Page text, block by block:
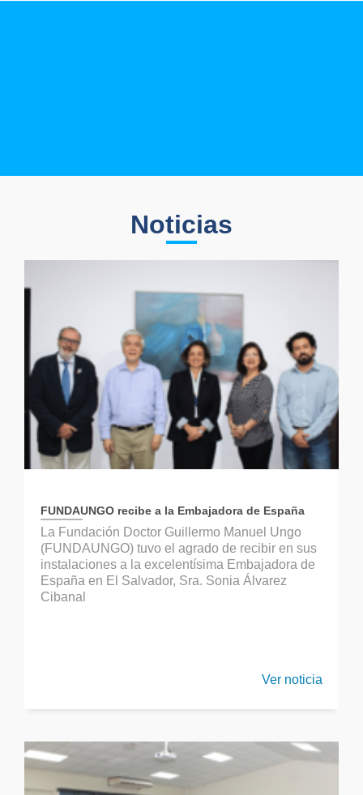
Noticias
FUNDAUNGO recibe a la Embajadora de España
La Fundación Doctor Guillermo Manuel Ungo
(FUNDAUNGO) tuvo el agrado de recibir en sus
instalaciones a la excelentísima Embajadora de
España en El Salvador, Sra. Sonia Álvarez
Cibanal
Ver noticia